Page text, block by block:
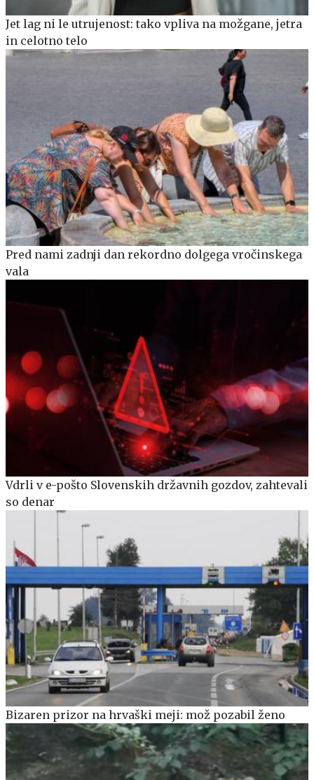
Jet lag ni le utrujenost: tako vpliva na možgane, jetra
in celotno telo
Pred nami zadnji dan rekordno dolgega vročinskega
vala
Vdrli v e-pošto Slovenskih državnih gozdov, zahtevali
so denar
Bizaren prizor na hrvaški meji: mož pozabil ženo